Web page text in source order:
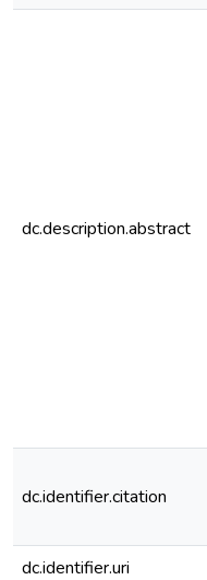
dc.description.abstract
dc.identifier.citation
dc.identifier.uri